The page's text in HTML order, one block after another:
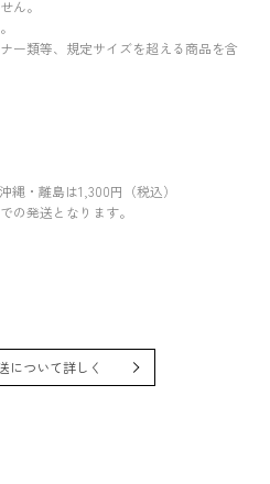
ん。
ー類等、規定サイズを超える商品を含
縄・離島は1,300円（税込）
の発送となります。
について詳しく